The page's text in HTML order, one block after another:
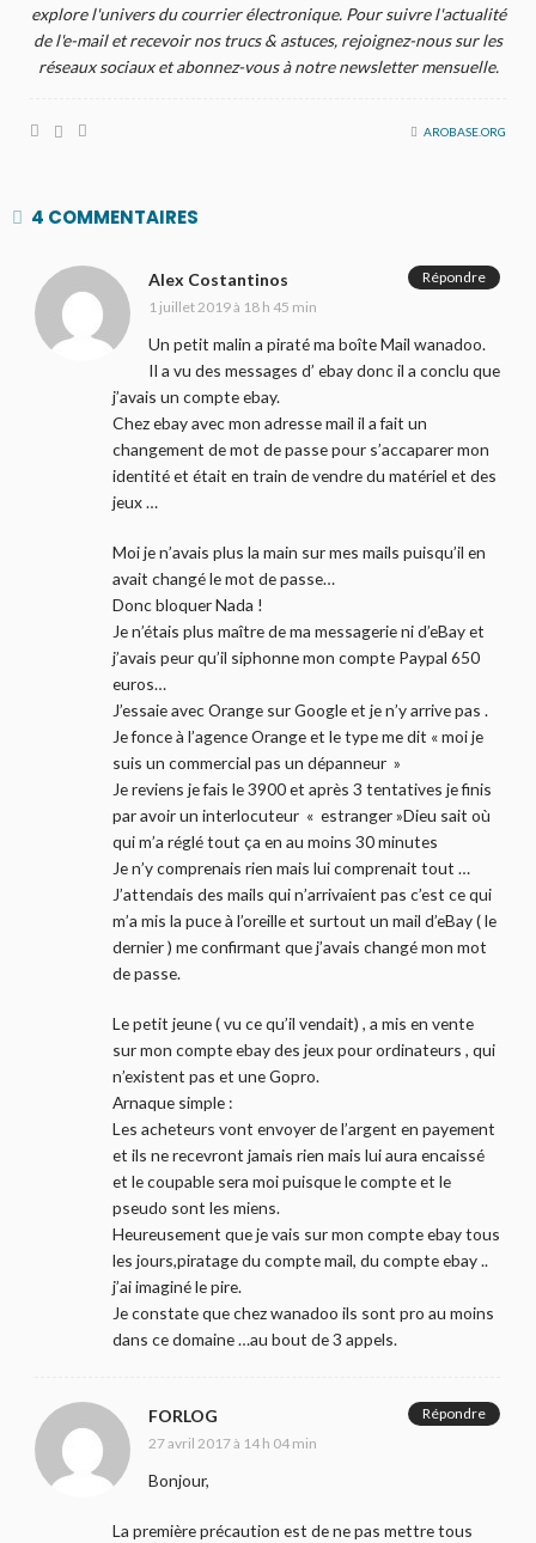
explore l'univers du courrier électronique. Pour suivre l'actualité
de l'e-mail et recevoir nos trucs & astuces, rejoignez-nous sur les
réseaux sociaux et abonnez-vous à notre newsletter mensuelle.
AROBASE.ORG
4 COMMENTAIRES
Alex Costantinos
1 juillet 2019 à 18 h 45 min
Un petit malin a piraté ma boîte Mail wanadoo.
Il a vu des messages d’ ebay donc il a conclu que
j’avais un compte ebay.
Chez ebay avec mon adresse mail il a fait un
changement de mot de passe pour s’accaparer mon
identité et était en train de vendre du matériel et des
jeux …
Moi je n’avais plus la main sur mes mails puisqu’il en
avait changé le mot de passe…
Donc bloquer Nada !
Je n’étais plus maître de ma messagerie ni d’eBay et
j’avais peur qu’il siphonne mon compte Paypal 650
euros…
J’essaie avec Orange sur Google et je n’y arrive pas .
Je fonce à l’agence Orange et le type me dit « moi je
suis un commercial pas un dépanneur »
Je reviens je fais le 3900 et après 3 tentatives je finis
par avoir un interlocuteur « estranger »Dieu sait où
qui m’a réglé tout ça en au moins 30 minutes
Je n’y comprenais rien mais lui comprenait tout …
J’attendais des mails qui n’arrivaient pas c’est ce qui
m’a mis la puce à l’oreille et surtout un mail d’eBay ( le
dernier ) me confirmant que j’avais changé mon mot
de passe.
Le petit jeune ( vu ce qu’il vendait) , a mis en vente
sur mon compte ebay des jeux pour ordinateurs , qui
n’existent pas et une Gopro.
Arnaque simple :
Les acheteurs vont envoyer de l’argent en payement
et ils ne recevront jamais rien mais lui aura encaissé
et le coupable sera moi puisque le compte et le
pseudo sont les miens.
Heureusement que je vais sur mon compte ebay tous
les jours,piratage du compte mail, du compte ebay ..
j’ai imaginé le pire.
Je constate que chez wanadoo ils sont pro au moins
dans ce domaine …au bout de 3 appels.
Répondre
FORLOG
27 avril 2017 à 14 h 04 min
Bonjour,
La première précaution est de ne pas mettre tous
Répondre